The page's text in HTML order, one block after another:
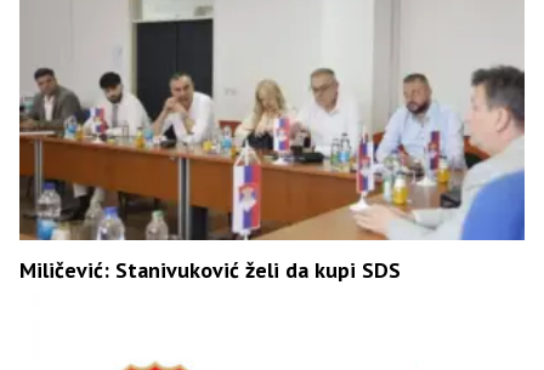
Miličević: Stanivuković želi da kupi SDS